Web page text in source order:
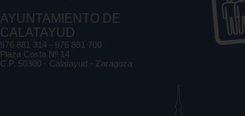
AYUNTAMIENTO DE
CALATAYUD
976 881 314 - 976 881 700
Plaza Costa Nº 14
C.P. 50300 - Calatayud - Zaragoza